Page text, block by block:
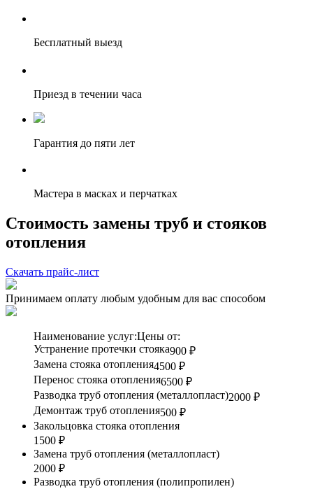
Бесплатный выезд
Приезд в течении часа
Гарантия до пяти лет
Мастера в масках и перчатках
Стоимость замены труб и стояков
отопления
Скачать прайс-лист
Принимаем оплату любым удобным для вас способом
Наименование услуг:Цены от:
Устранение протечки стояка900 ₽
Замена стояка отопления4500 ₽
Перенос стояка отопления6500 ₽
Разводка труб отопления (металлопласт)2000 ₽
Демонтаж труб отопления500 ₽
Закольцовка стояка отопления
1500 ₽
Замена труб отопления (металлопласт)
2000 ₽
Разводка труб отопления (полипропилен)